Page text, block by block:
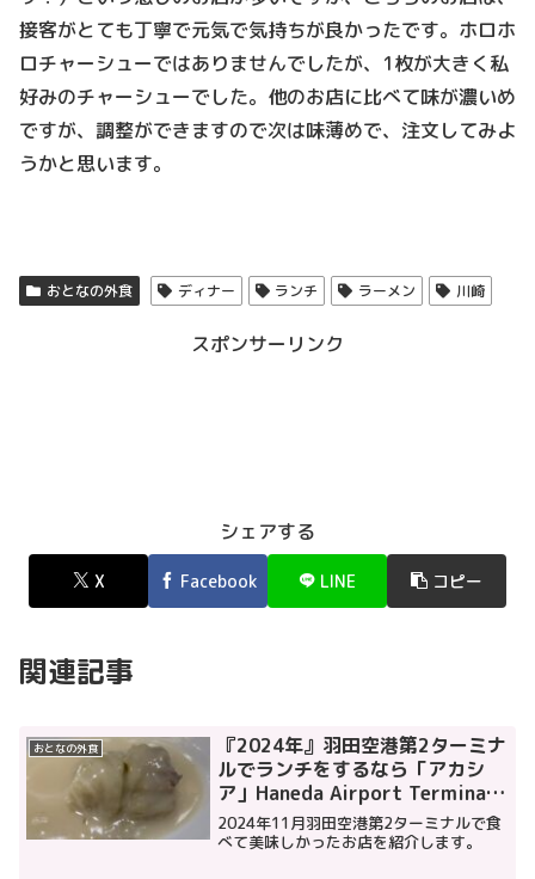
接客がとても丁寧で元気で気持ちが良かったです。ホロホ
ロチャーシューではありませんでしたが、1枚が大きく私
好みのチャーシューでした。他のお店に比べて味が濃いめ
ですが、調整ができますので次は味薄めで、注文してみよ
うかと思います。
おとなの外食 ディナー ランチ ラーメン 川崎
スポンサーリンク
シェアする
X Facebook LINE コピー
関連記事
おとなの外食
『2024年』羽田空港第2ターミナ
ルでランチをするなら「アカシ
ア」Haneda Airport Terminal
2
2024年11月羽田空港第2ターミナルで食
べて美味しかったお店を紹介します。